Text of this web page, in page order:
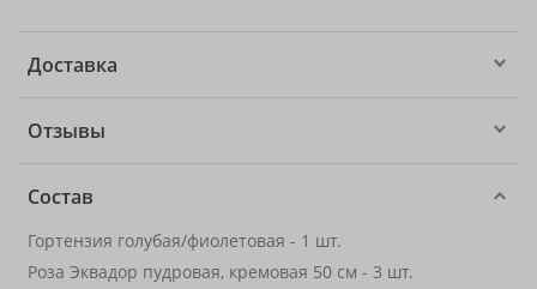
Доставка
Отзывы
Состав
Гортензия голубая/фиолетовая - 1 шт.
Роза Эквадор пудровая, кремовая 50 см - 3 шт.